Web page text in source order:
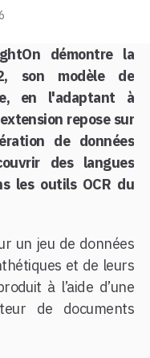
démontre la
son modèle de
en l'adaptant à
repose sur
de données
des langues
les outils OCR du
un jeu de données
et de leurs
à l’aide d’une
de documents